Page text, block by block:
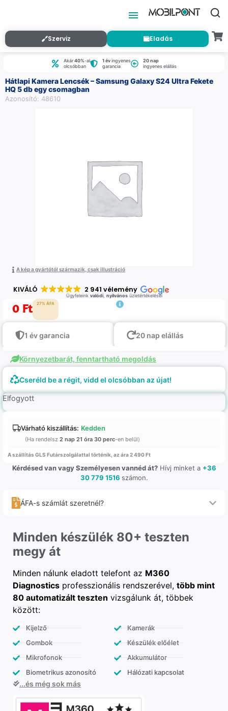
Szerviz Eladás
Akár40%-al
olcsóbban
1 évingyenes
garancia
20 nap
ingyenes elállás
Hátlapi Kamera Lencsék – Samsung Galaxy S24 Ultra Fekete
HQ 5 db egy csomagban
Azonosító: 48610
A kép a gyártótól származik, csak illustráció
KIVÁLÓ 2 941 vélemény
Ügyfeleink valódi, nyilvánosüzletértékelései
0 Ft 27% ÁFA
1 év garancia 20 nap elállás
Környezetbarát, fenntartható megoldás
Cseréld be a régit, vidd el olcsóbban az újat!
Elfogyott
Várható kiszállítás: Kedden
(Ha rendelsz 2 nap 21 óra 30 perc-en belül)
A szállítás GLS Futárszolgálattal történik, az ára 2 490 Ft
Kérdésed van vagy Személyesen vannéd át?Hívj minket a +36
30 779 1516 számon.
ÁFA-s számlát szeretnél?
Minden készülék 80+ teszten
megy át
Minden nálunk eladott telefont az M360
Diagnostics professzionális rendszerével, több mint
80 automatizált teszten vizsgálunk át, többek
között:
Kijelző
Gombok
Mikrofonok
Biometrikus azonosító
Kamerák
Készülék előélet
Akkumulátor
Hálózati kapcsolat
...és még sok más